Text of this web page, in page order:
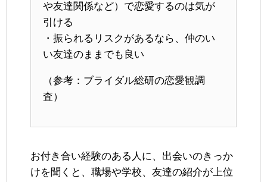
や友達関係など）で恋愛するのは気が
引ける
・振られるリスクがあるなら、仲のい
い友達のままでも良い
（参考：ブライダル総研の恋愛観調
査）
お付き合い経験のある人に、出会いのきっか
けを聞くと、職場や学校、友達の紹介が上位